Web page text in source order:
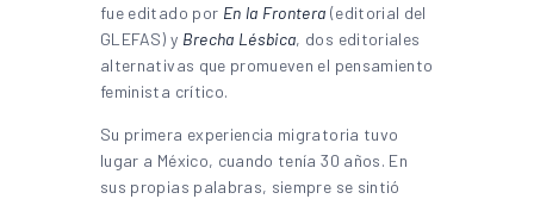
fue editado por En la Frontera (editorial del
GLEFAS) y Brecha Lésbica, dos editoriales
alternativas que promueven el pensamiento
feminista crítico.
Su primera experiencia migratoria tuvo
lugar a México, cuando tenía 30 años. En
sus propias palabras, siempre se sintió